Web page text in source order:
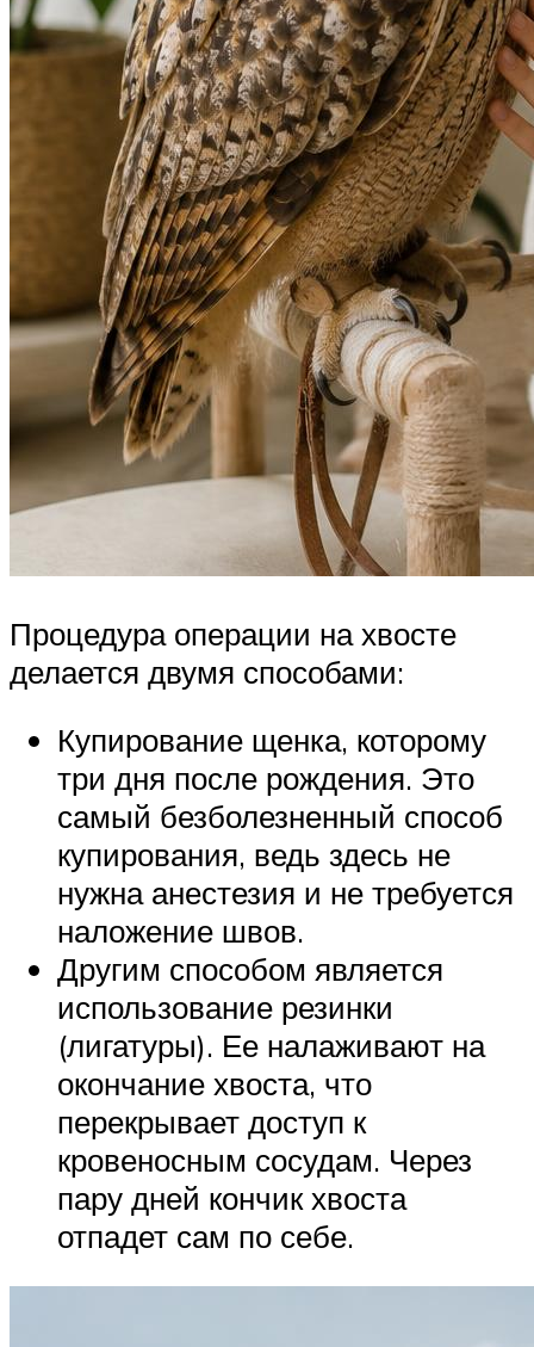
Процедура операции на хвосте
делается двумя способами:
Купирование щенка, которому
три дня после рождения. Это
самый безболезненный способ
купирования, ведь здесь не
нужна анестезия и не требуется
наложение швов.
Другим способом является
использование резинки
(лигатуры). Ее налаживают на
окончание хвоста, что
перекрывает доступ к
кровеносным сосудам. Через
пару дней кончик хвоста
отпадет сам по себе.